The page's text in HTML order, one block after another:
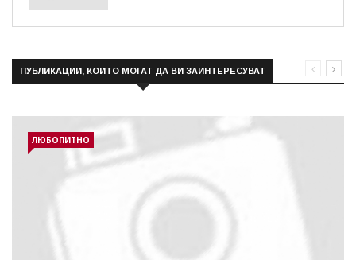
ПУБЛИКАЦИИ, КОИТО МОГАТ ДА ВИ ЗАИНТЕРЕСУВАТ
ЛЮБОПИТНО